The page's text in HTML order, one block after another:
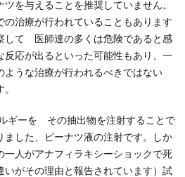
を与えることを推奨していません。
の治療が行われていることもあります
て 医師達の多くは危険であると感
反応が出るといった可能性もあり、一
うな治療が行われるべきではない
ギーを その抽出物を注射することで
ました、ピーナツ液の注射です。しか
人がアナフィラキシーショックで死
いがその理由と報告されています）試